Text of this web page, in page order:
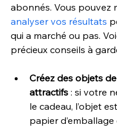
abonnés. Vous pouvez
analyser vos résultats
qui a marché ou pas.
précieux conseils à
Créez des objets
attractifs : si votre
le cadeau, l’objet
papier